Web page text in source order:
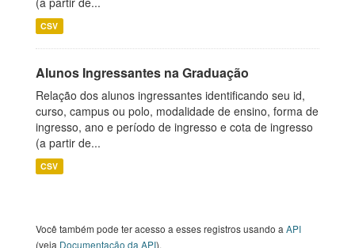
CSV
Alunos Ingressantes na Graduação
Relação dos alunos ingressantes identificando seu id,
curso, campus ou polo, modalidade de ensino, forma de
ingresso, ano e período de ingresso e cota de ingresso
(a partir de...
CSV
Você também pode ter acesso a esses registros usando a API
(veja Documentação da API).